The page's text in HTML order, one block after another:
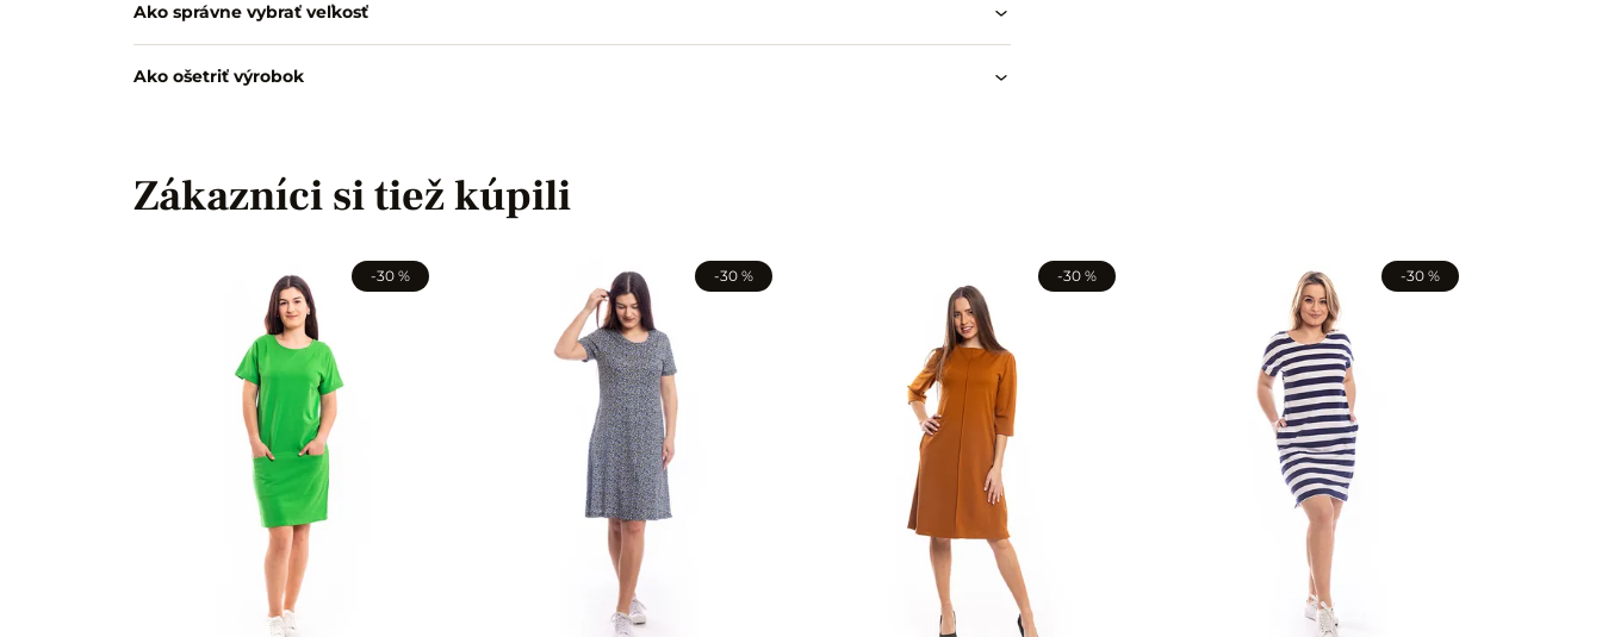
Ako správne vybrať veľkosť
Ako ošetriť výrobok
Zákazníci si tiež kúpili
-30 % -30 % -30 % -30 %